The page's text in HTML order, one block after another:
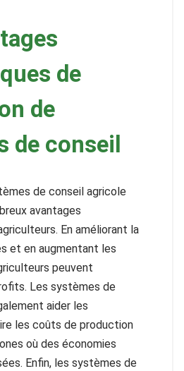
de
de
de conseil
de conseil agricole
avantages
En améliorant la
et en augmentant les
peuvent
Les systèmes de
aider les
les coûts de production
où des économies
Enfin, les systèmes de